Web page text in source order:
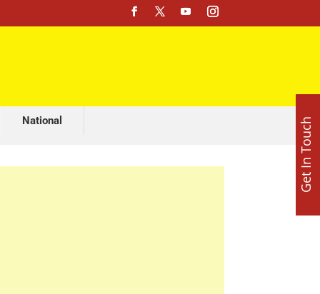
National
Get In Touch